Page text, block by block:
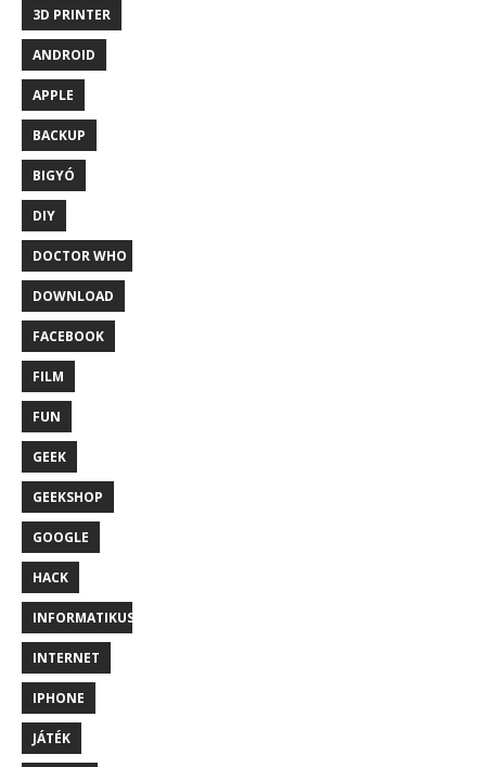
3D PRINTER
ANDROID
APPLE
BACKUP
BIGYÓ
DIY
DOCTOR WHO
DOWNLOAD
FACEBOOK
FILM
FUN
GEEK
GEEKSHOP
GOOGLE
HACK
INFORMATIKUS
INTERNET
IPHONE
JÁTÉK